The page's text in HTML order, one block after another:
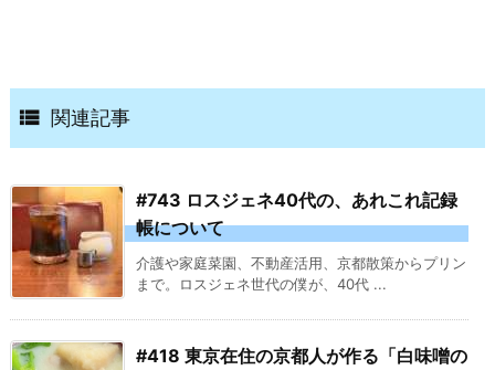
 関連記事
#743 ロスジェネ40代の、あれこれ記録
帳について
介護や家庭菜園、不動産活用、京都散策からプリン
まで。ロスジェネ世代の僕が、40代 ...
#418 東京在住の京都人が作る「白味噌の